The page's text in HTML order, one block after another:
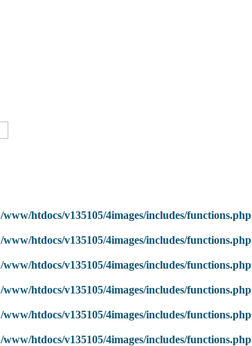
/www/htdocs/v135105/4images/includes/functions.php
/www/htdocs/v135105/4images/includes/functions.php
/www/htdocs/v135105/4images/includes/functions.php
/www/htdocs/v135105/4images/includes/functions.php
/www/htdocs/v135105/4images/includes/functions.php
/www/htdocs/v135105/4images/includes/functions.php